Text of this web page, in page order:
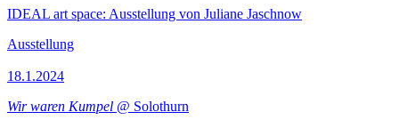
IDEAL art space: Ausstellung von Juliane Jaschnow
Ausstellung
18.1.2024
Wir waren Kumpel @ Solothurn